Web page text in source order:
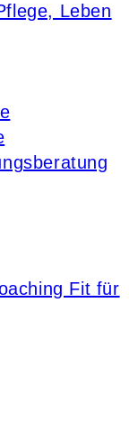
Leben
Fit für